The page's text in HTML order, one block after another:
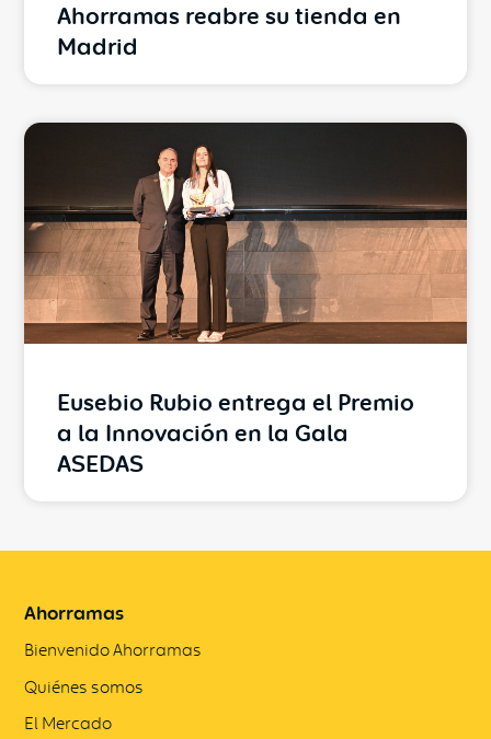
Ahorramas reabre su tienda en
Madrid
Eusebio Rubio entrega el Premio
a la Innovación en la Gala
ASEDAS
Ahorramas
Bienvenido Ahorramas
Quiénes somos
El Mercado